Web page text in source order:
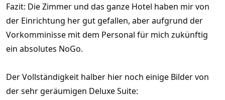
Fazit: Die Zimmer und das ganze Hotel haben mir von
der Einrichtung her gut gefallen, aber aufgrund der
Vorkomminisse mit dem Personal für mich zukünftig
ein absolutes NoGo.
Der Vollständigkeit halber hier noch einige Bilder von
der sehr geräumigen Deluxe Suite: